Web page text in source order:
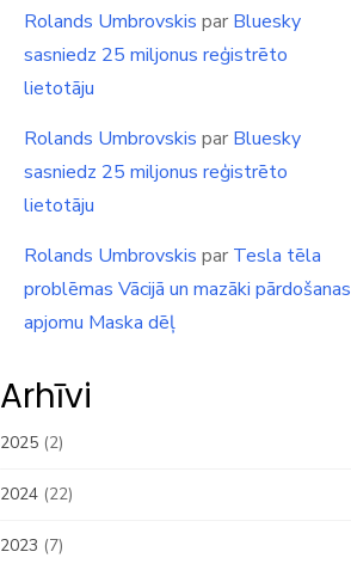
Rolands Umbrovskis par Bluesky
sasniedz 25 miljonus reģistrēto
lietotāju
Rolands Umbrovskis par Bluesky
sasniedz 25 miljonus reģistrēto
lietotāju
Rolands Umbrovskis par Tesla tēla
problēmas Vācijā un mazāki pārdošanas
apjomu Maska dēļ
Arhīvi
2025 (2)
2024 (22)
2023 (7)